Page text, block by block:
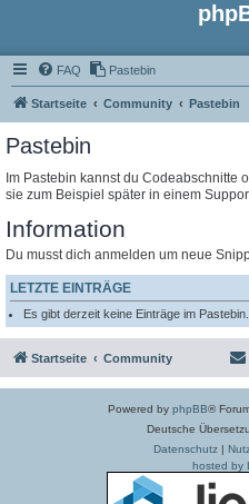
FAQ Pastebin
Startseite Community Pastebin
Pastebin
Im Pastebin kannst du Codeabschnitte
sie zum Beispiel später in einem
Information
Du musst dich anmelden um neue
LETZTE EINTRÄGE
Es gibt derzeit keine Einträge im Pastebin.
Startseite Community
Powered by phpBB®
Deutsche
Datenschutz|
hosted by